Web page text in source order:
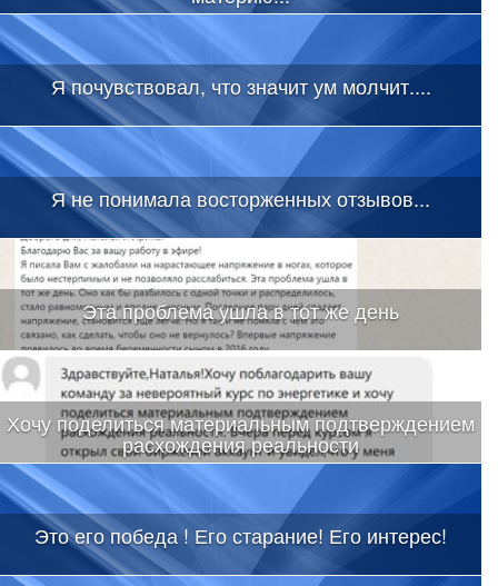
Я почувствовал, что значит ум молчит....
Я не понимала восторженных отзывов...
Эта проблема ушла в тот же день
Хочу поделиться материальным подтверждением
расхождения реальности
Это его победа ! Его старание! Его интерес!